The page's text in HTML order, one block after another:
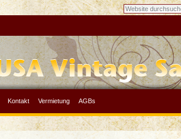
Kontakt Vermietung AGBs